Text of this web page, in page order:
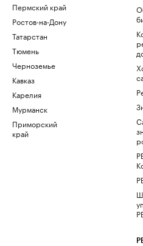
Пермский край
Ростов-на-Дону
Татарстан
Тюмень
Черноземье
Кавказ
Карелия
Мурманск
Приморский
край